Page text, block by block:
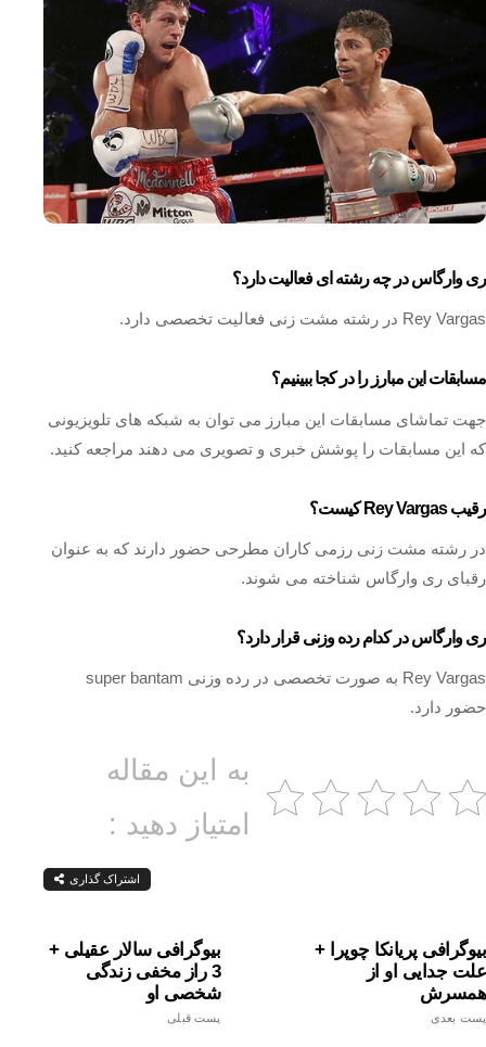
ری وارگاس در چه رشته ای فعالیت دارد؟
Rey Vargas در رشته مشت زنی فعالیت تخصصی دارد.
مسابقات این مبارز را در کجا ببینیم؟
جهت تماشای مسابقات این مبارز می توان به شبکه های تلویزیونی
که این مسابقات را پوشش خبری و تصویری می‌ دهند مراجعه کنید.
رقیب Rey Vargas کیست؟
در رشته مشت زنی رزمی کاران مطرحی حضور دارند که به عنوان
رقبای ری وارگاس شناخته می شوند.
ری وارگاس در کدام رده وزنی قرار دارد؟
Rey Vargas به صورت تخصصی در رده وزنی super bantam
حضور دارد.
به این مقاله
امتیاز دهید :
اشتراک گذاری
بیوگرافی سالار عقیلی +
3 راز مخفی زندگی
شخصی او
پست قبلی
بیوگرافی پریانکا چوپرا +
علت جدایی او از
همسرش
پست بعدی